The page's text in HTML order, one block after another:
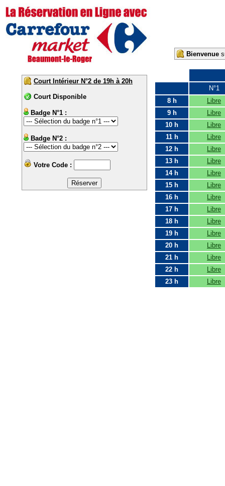
Bienvenue
Court Intérieur N°2 de 19h à 20h
Court Disponible
Badge N°1 :
Badge N°2 :
Votre Code :
N°1
8 h
Libre
9 h
Libre
10 h
Libre
11 h
Libre
12 h
Libre
13 h
Libre
14 h
Libre
15 h
Libre
16 h
Libre
17 h
Libre
18 h
Libre
19 h
Libre
20 h
Libre
21 h
Libre
22 h
Libre
23 h
Libre